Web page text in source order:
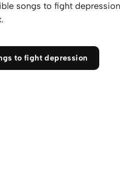
songs to fight
to fight depression